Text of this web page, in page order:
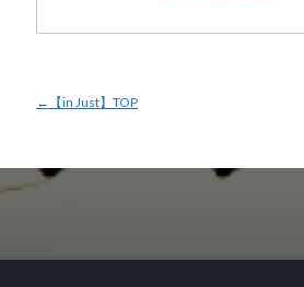
←【in Just】TOP